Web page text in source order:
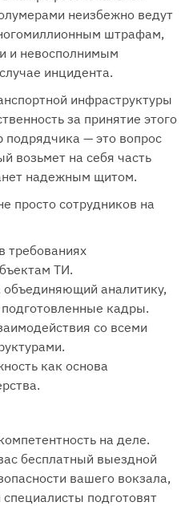
неизбежно ведут
штрафам,
и невосполнимым
инцидента.
инфраструктуры
за принятие этого
— это вопрос
возьмет на себя часть
надежным щитом.
просто сотрудников на
требованиях
ТИ.
аналитику,
кадры.
со всеми
как основа
на деле.
бесплатный выездной
вашего вокзала,
подготовят